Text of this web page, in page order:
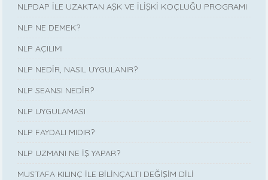
NLPDAP İLE UZAKTAN AŞK VE İLİŞKİ KOÇLUĞU PROGRAMI
NLP NE DEMEK?
NLP AÇILIMI
NLP NEDİR, NASIL UYGULANIR?
NLP SEANSI NEDİR?
NLP UYGULAMASI
NLP FAYDALI MIDIR?
NLP UZMANI NE İŞ YAPAR?
MUSTAFA KILINÇ İLE BİLİNÇALTI DEĞİŞİM DİLİ